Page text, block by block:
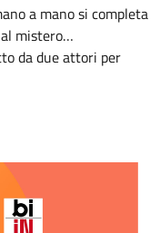
a mano si completa
mistero…
da due attori per